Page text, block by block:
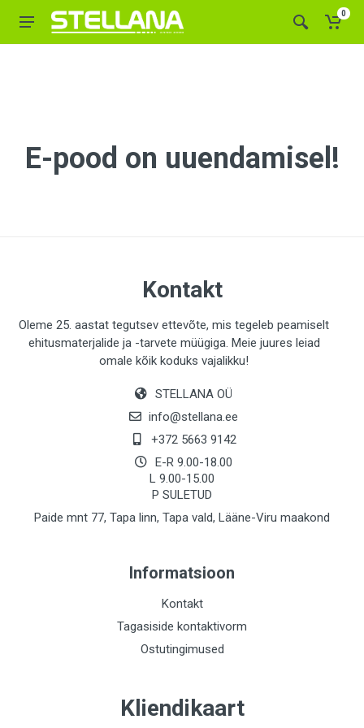
0
E-pood on uuendamisel!
Kontakt
Oleme 25. aastat tegutsev ettevõte, mis tegeleb peamiselt
ehitusmaterjalide ja -tarvete müügiga. Meie juures leiad
omale kõik koduks vajalikku!
STELLANA OÜ
info@stellana.ee
+372 5663 9142
E-R 9.00-18.00
L 9.00-15.00
P SULETUD
Paide mnt 77, Tapa linn, Tapa vald, Lääne-Viru maakond
Informatsioon
Kontakt
Tagasiside kontaktivorm
Ostutingimused
Kliendikaart